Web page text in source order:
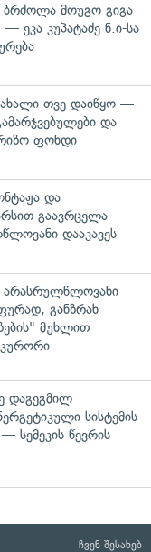
მოუგო გიგა
ეკა კუპატაძე ნ.ი-სა
ახალი თვე დაიწყო —
და
ფონდი
და
გაავრცელა
დააკავეს
არასრულწლოვანი
განზრახ
მუხლით
დაგეგმილ
სისტემის
სემეკის წევრის
ჩვენ შესახებ